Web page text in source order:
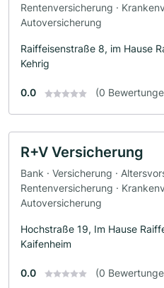
Rentenversicherung ·
Autoversicherung
Raiffeisenstraße 8, im Hause
Kehrig
0.0 (0
R+V Versicherung
Bank · Versicherung ·
Rentenversicherung ·
Autoversicherung
Hochstraße 19, Im Hause
Kaifenheim
0.0 (0